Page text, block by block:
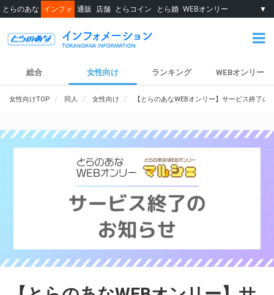
とらのあな インフォ 通販 店舗 とらコイン とら婚 WEBオンリー ▼
総合 女性向け ランキング WEBオンリー
女性向けTOP 同人 女性向け 【とらのあなWEBオンリー】サービス終了の